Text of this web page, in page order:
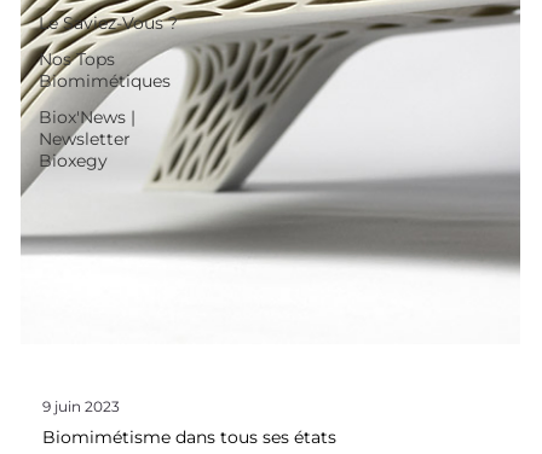
Le Saviez-Vous ?
Nos Tops
Biomimétiques
Biox'News |
Newsletter
Bioxegy
9 juin 2023